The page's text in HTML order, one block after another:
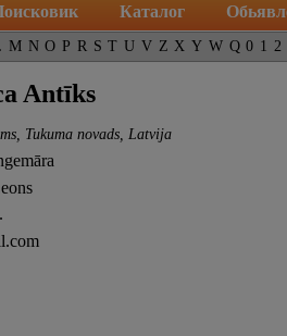
Каталог
M N O P R S T U V Z X Y W Q 0 1 2
Antīks
Tukuma novads, Latvija